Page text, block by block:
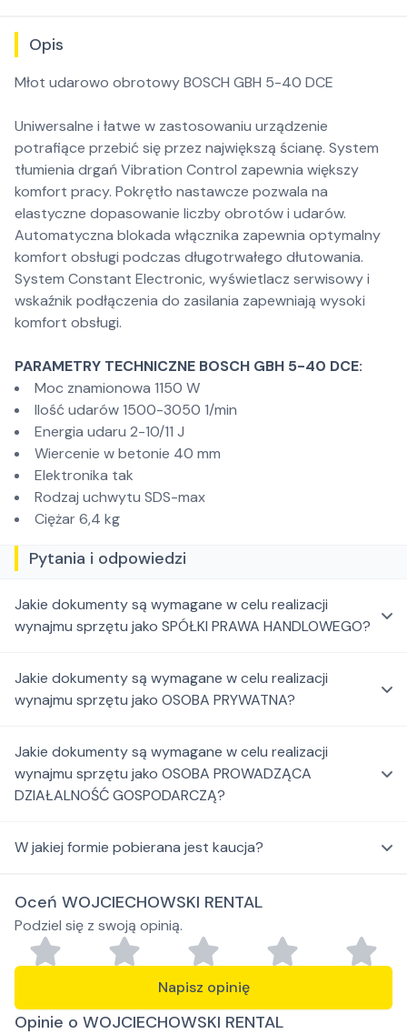
Opis
Młot udarowo obrotowy BOSCH GBH 5-40 DCE
Uniwersalne i łatwe w zastosowaniu urządzenie
potrafiące przebić się przez największą ścianę. System
tłumienia drgań Vibration Control zapewnia większy
komfort pracy. Pokrętło nastawcze pozwala na
elastyczne dopasowanie liczby obrotów i udarów.
Automatyczna blokada włącznika zapewnia optymalny
komfort obsługi podczas długotrwałego dłutowania.
System Constant Electronic, wyświetlacz serwisowy i
wskaźnik podłączenia do zasilania zapewniają wysoki
komfort obsługi.
PARAMETRY TECHNICZNE BOSCH GBH 5-40 DCE:
Moc znamionowa 1150 W
Ilość udarów 1500-3050 1/min
Energia udaru 2-10/11 J
Wiercenie w betonie 40 mm
Elektronika tak
Rodzaj uchwytu SDS-max
Ciężar 6,4 kg
Pytania i odpowiedzi
Jakie dokumenty są wymagane w celu realizacji
wynajmu sprzętu jako SPÓŁKI PRAWA HANDLOWEGO?
Jakie dokumenty są wymagane w celu realizacji
wynajmu sprzętu jako OSOBA PRYWATNA?
Jakie dokumenty są wymagane w celu realizacji
wynajmu sprzętu jako OSOBA PROWADZĄCA
DZIAŁALNOŚĆ GOSPODARCZĄ?
W jakiej formie pobierana jest kaucja?
Oceń WOJCIECHOWSKI RENTAL
Podziel się z swoją opinią.
Napisz opinię
Opinie o WOJCIECHOWSKI RENTAL